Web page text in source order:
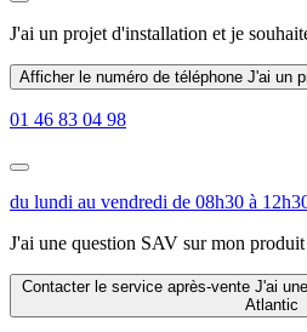
J'ai un projet d'installation et je
Afficher le numéro de téléphone J'ai un
01 46 83 04 98
du lundi au vendredi de 08h30 à
J'ai une question SAV sur mon
Contacter le service après-vente J'ai
Atlantic